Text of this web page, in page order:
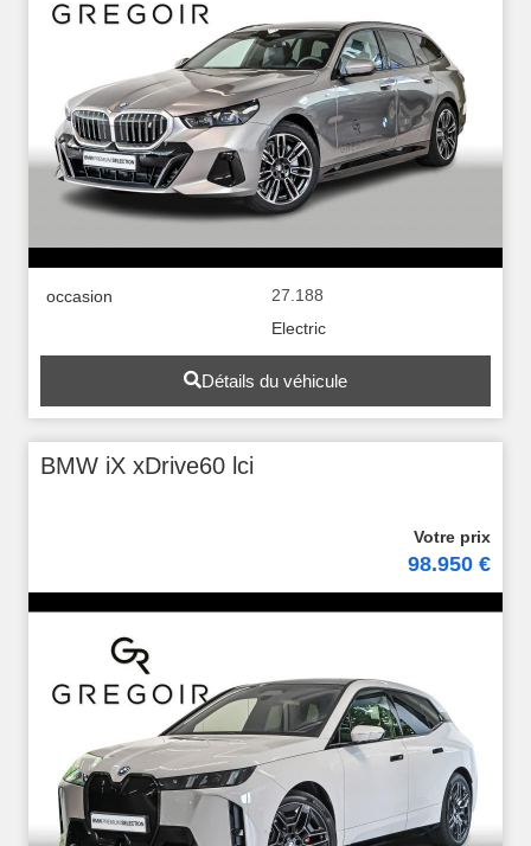
occasion
27.188
Electric
Détails du véhicule
BMW iX xDrive60 lci
98.950 €